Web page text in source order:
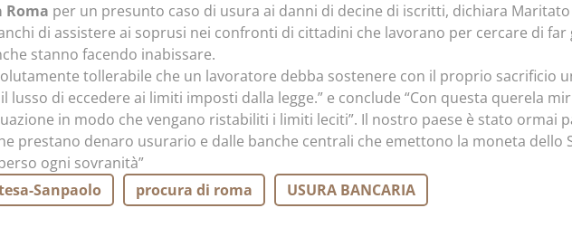
Roma per un presunto caso di usura ai danni di decine di iscritti, dichiara Maritato
di assistere ai soprusi nei confronti di cittadini che lavorano per cercare di far
stanno facendo inabissare.
tollerabile che un lavoratore debba sostenere con il proprio sacrificio
lusso di eccedere ai limiti imposti dalla legge.” e conclude “Con questa querela
in modo che vengano ristabiliti i limiti leciti”. Il nostro paese è stato ormai
prestano denaro usurario e dalle banche centrali che emettono la moneta dello
ogni sovranità”
Sanpaolo procura di roma USURA BANCARIA